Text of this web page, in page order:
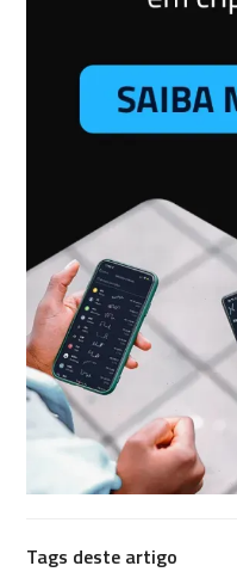
Tags deste artigo